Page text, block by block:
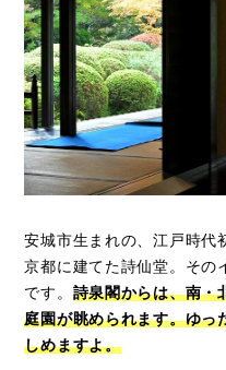
安城市生まれの、江戸時代
京都に建てた詩仙堂。その
です。 詩泉閣からは、南・
庭園が眺められます。ゆっ
しめますよ。